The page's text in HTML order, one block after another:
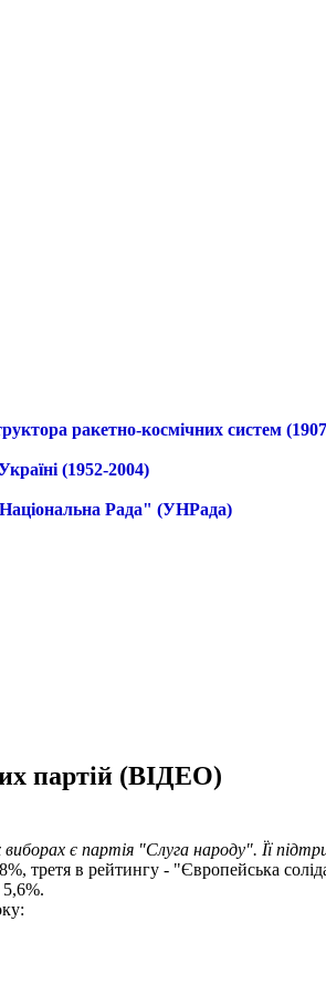
ракетно-космічних систем
(1952-2004)
Національна Рада" (УНРада)
партій (ВІДЕО)
є партія "Слуга народу". Її
третя в рейтингу - "Європейська
5,6%.